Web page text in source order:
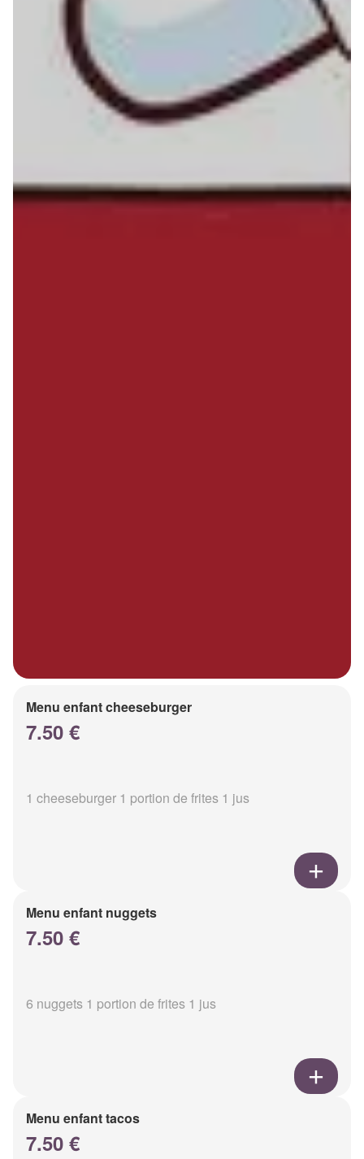
Menu enfant cheeseburger
7.50 €
1 cheeseburger 1 portion de frites 1 jus
Menu enfant nuggets
7.50 €
6 nuggets 1 portion de frites 1 jus
Menu enfant tacos
7.50 €